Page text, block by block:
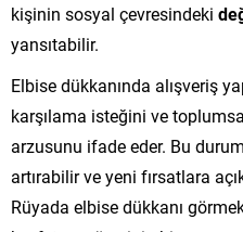
kişinin sosyal çevresindeki
yansıtabilir.
Elbise dükkanında alışveriş
karşılama isteğini ve
arzusunu ifade eder. Bu
artırabilir ve yeni fırsatlara
Rüyada elbise dükkanı